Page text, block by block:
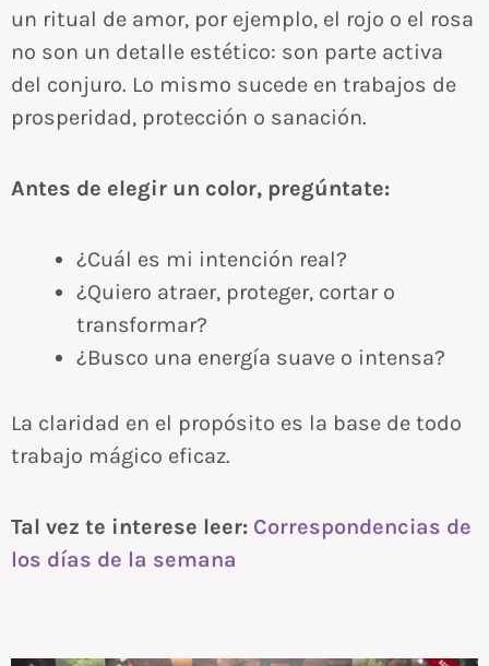
un ritual de amor, por ejemplo, el rojo o el rosa
no son un detalle estético: son parte activa
del conjuro. Lo mismo sucede en trabajos de
prosperidad, protección o sanación.
Antes de elegir un color, pregúntate:
¿Cuál es mi intención real?
¿Quiero atraer, proteger, cortar o
transformar?
¿Busco una energía suave o intensa?
La claridad en el propósito es la base de todo
trabajo mágico eficaz.
Tal vez te interese leer: Correspondencias de
los días de la semana